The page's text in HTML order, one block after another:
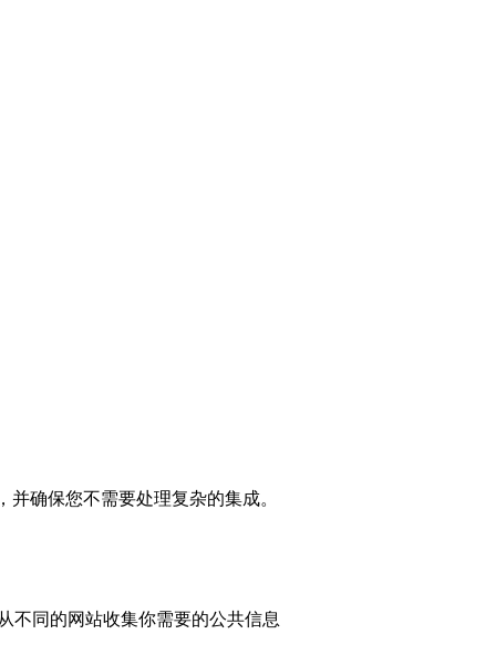
确保您不需要处理复杂的集成。
不同的网站收集你需要的公共信息